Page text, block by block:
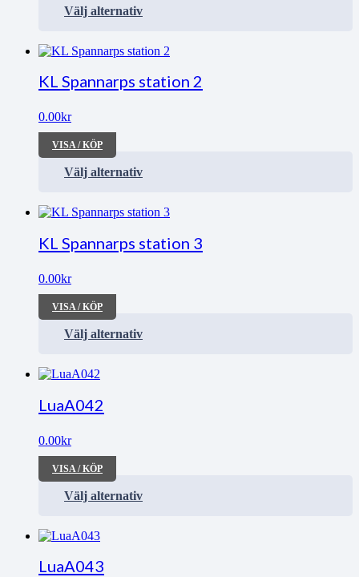
Välj alternativ
KL Spannarps station 2
0.00kr
VISA / KÖP
Välj alternativ
KL Spannarps station 3
0.00kr
VISA / KÖP
Välj alternativ
LuaA042
0.00kr
VISA / KÖP
Välj alternativ
LuaA043